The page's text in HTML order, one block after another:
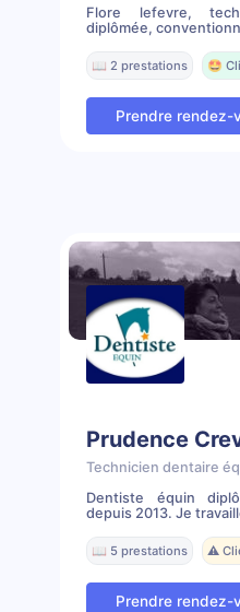
Flore lefevre,
diplômée,
📖 2 prestations 🤩
Prendre rendez-
Prudence
Technicien dentaire
Dentiste équin
depuis 2013. Je
📖 5 prestations ⚠️
Prendre rendez-